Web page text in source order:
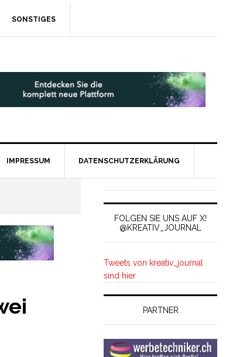
SONSTIGES
IMPRESSUM DATENSCHUTZERKLÄRUNG
FOLGEN SIE UNS AUF X!
@KREATIV_JOURNAL
Tweets von kreativ_journal
sind hier
PARTNER